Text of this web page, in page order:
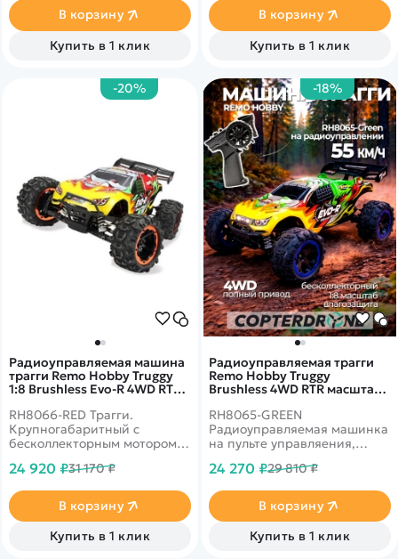
В корзину
Купить в 1 клик
В корзину
Купить в 1 клик
-20%
Радиоуправляемая машина
трагги Remo Hobby Truggy
1:8 Brushless Evo-R 4WD RTR
RH8066-RED Трагги.
Крупногабаритный с
бесколлекторным мотором.
масштаб 1:8
24 920 ₽31 170 ₽
В корзину
Купить в 1 клик
-18%
Радиоуправляемая трагги
Remo Hobby Truggy
Brushless 4WD RTR масштаб
RH8065-GREEN
Радиоуправляемая машинка
на пульте управляения,
поездок по бездорожью.
дождя, снега и грязи.
24 270 ₽29 810 ₽
В корзину
Купить в 1 клик